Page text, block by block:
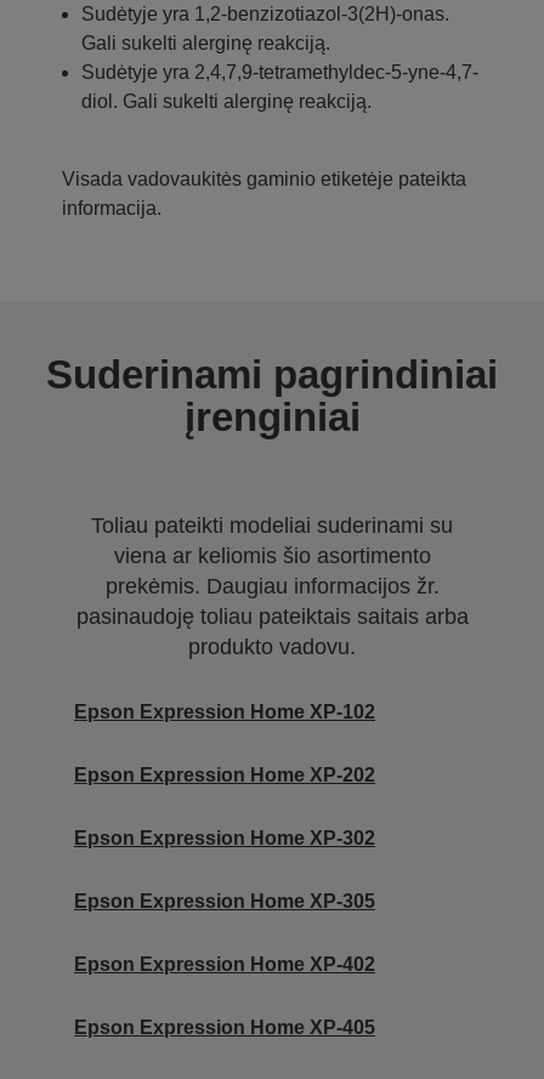
Sudėtyje yra 1,2-benzizotiazol-3(2H)-onas.
Gali sukelti alerginę reakciją.
Sudėtyje yra 2,4,7,9-tetramethyldec-5-yne-4,7-
diol. Gali sukelti alerginę reakciją.
Visada vadovaukitės gaminio etiketėje pateikta
informacija.
Suderinami pagrindiniai
įrenginiai
Toliau pateikti modeliai suderinami su
viena ar keliomis šio asortimento
prekėmis. Daugiau informacijos žr.
pasinaudoję toliau pateiktais saitais arba
produkto vadovu.
Epson Expression Home XP-102
Epson Expression Home XP-202
Epson Expression Home XP-302
Epson Expression Home XP-305
Epson Expression Home XP-402
Epson Expression Home XP-405